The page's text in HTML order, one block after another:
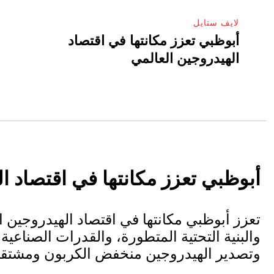
لايف ستايل
أبوظبي تعزز مكانتها في اقتصاد
الهيدروجين العالمي
أبوظبي تعزز مكانتها في اقتصاد
تعزز أبوظبي مكانتها في اقتصاد
والبنية التحتية المتطورة، والقدرات
وتصدير الهيدروجين منخفض الكربون